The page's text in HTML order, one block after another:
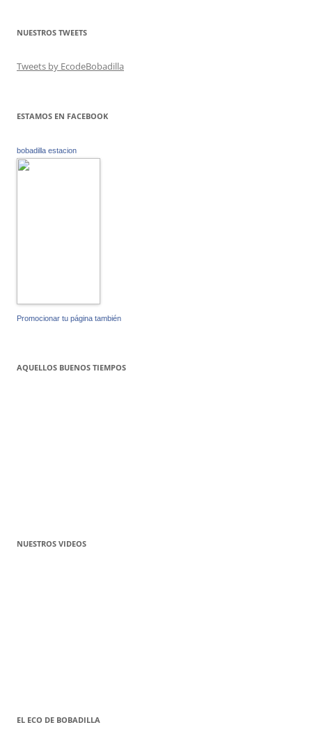
NUESTROS TWEETS
Tweets by EcodeBobadilla
ESTAMOS EN FACEBOOK
bobadilla estacion
Promocionar tu página también
AQUELLOS BUENOS TIEMPOS
NUESTROS VIDEOS
EL ECO DE BOBADILLA